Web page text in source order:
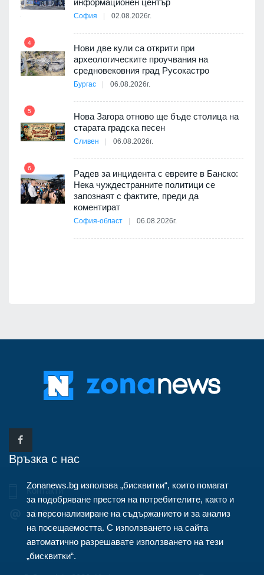
София 02.08.2026г.
4
Нови две кули са открити при
археологическите проучвания на
средновековния град Русокастро
Бургас 06.08.2026г.
5
Нова Загора отново ще бъде столица на
старата градска песен
Сливен 06.08.2026г.
6
Радев за инцидента с евреите в Банско:
Нека чуждестранните политици се
запознаят с фактите, преди да
коментират
София-област 06.08.2026г.
Връзка с нас
Контакти
info@zonanews.bg
Zonanews.bg използва „бисквитки“, които помагат
за подобряване престоя на потребителите, както и
за персонализиране на съдържанието и за анализ
на посещаемостта. С използването на сайта
автоматично разрешавате използването на тези
„бисквитки“.